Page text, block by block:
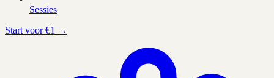
Sessies
Start voor €1 →